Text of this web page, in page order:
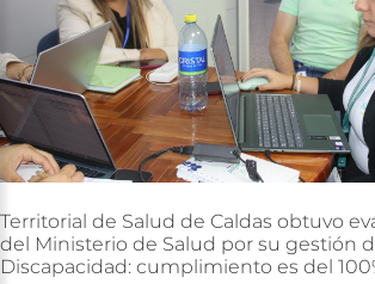
Territorial de Salud de Caldas obtuvo
del Ministerio de Salud por su gestión
Discapacidad: cumplimiento es del